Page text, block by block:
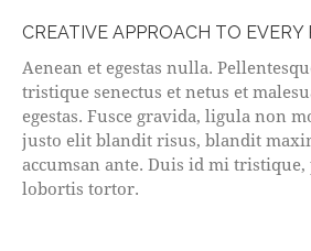
CREATIVE APPROACH TO EVERY
Aenean et egestas nulla.
tristique senectus et netus et
egestas. Fusce gravida, ligula non
justo elit blandit risus, blandit
accumsan ante. Duis id mi
lobortis tortor.